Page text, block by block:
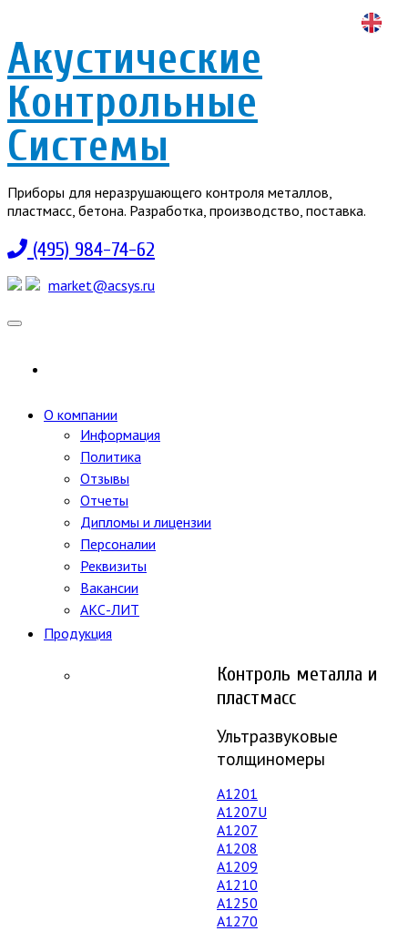
Акустические
Контрольные
Системы
Приборы для неразрушающего контроля металлов,
пластмасс, бетона. Разработка, производство, поставка.
(495) 984-74-62
market@acsys.ru
Toggle
О компании
Информация
Политика
Отзывы
Отчеты
Дипломы и лицензии
Персоналии
Реквизиты
Вакансии
АКС-ЛИТ
Продукция
Контроль металла и
пластмасс
Ультразвуковые
толщиномеры
A1201
А1207U
А1207
А1208
А1209
А1210
А1250
А1270